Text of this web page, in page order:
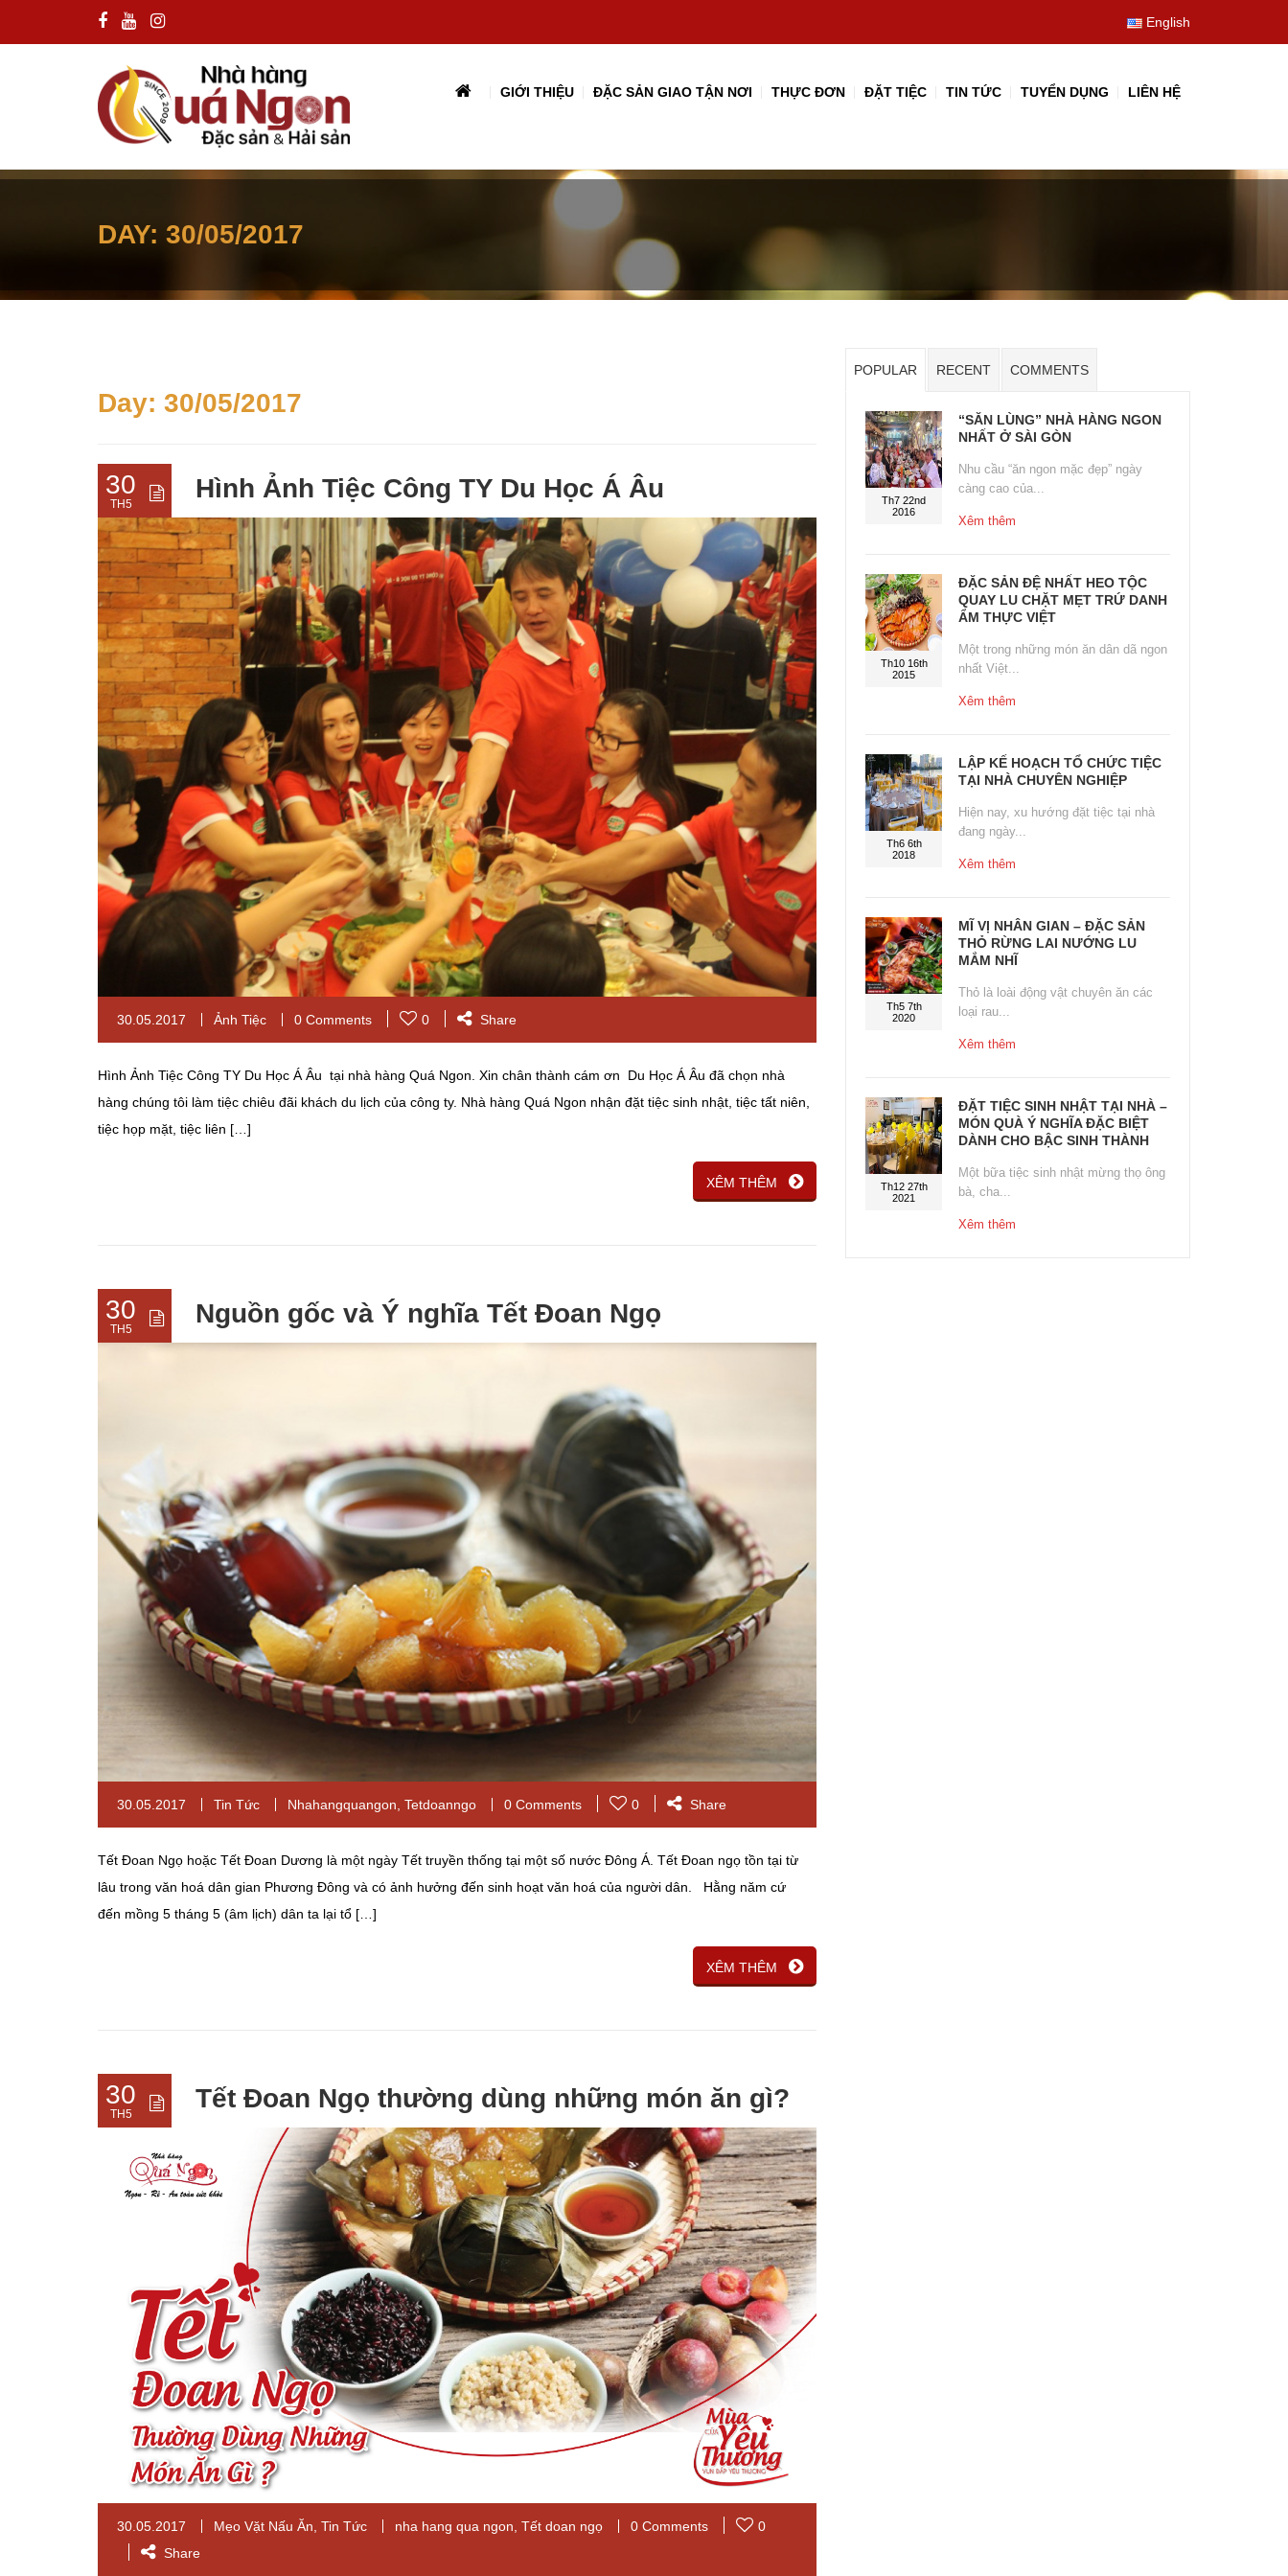
English
GIỚI THIỆU ĐẶC SẢN GIAO TẬN NƠI THỰC ĐƠN ĐẶT TIỆC TIN TỨC TUYỂN DỤNG LIÊN HỆ
DAY: 30/05/2017
Day: 30/05/2017
30
TH5
Hình Ảnh Tiệc Công TY Du Học Á Âu
30.05.2017 Ảnh Tiệc 0 Comments 0 Share
Hình Ảnh Tiệc Công TY Du Học Á Âu tại nhà hàng Quá Ngon. Xin chân thành cám ơn Du Học Á Âu đã chọn nhà
hàng chúng tôi làm tiệc chiêu đãi khách du lịch của công ty. Nhà hàng Quá Ngon nhận đặt tiệc sinh nhật, tiệc tất niên,
tiệc họp mặt, tiệc liên […]
XÊM THÊM
30
TH5
Nguồn gốc và Ý nghĩa Tết Đoan Ngọ
30.05.2017 Tin Tức Nhahangquangon Tetdoanngo 0 Comments 0 Share
Tết Đoan Ngọ hoặc Tết Đoan Dương là một ngày Tết truyền thống tại một số nước Đông Á. Tết Đoan ngọ tồn tại từ
lâu trong văn hoá dân gian Phương Đông và có ảnh hưởng đến sinh hoạt văn hoá của người dân. Hằng năm cứ
đến mồng 5 tháng 5 (âm lịch) dân ta lại tổ […]
XÊM THÊM
30
TH5
Tết Đoan Ngọ thường dùng những món ăn gì?
30.05.2017 Mẹo Vặt Nấu Ăn Tin Tức nha hang qua ngon Tết doan ngọ 0 Comments
0
Share
POPULAR RECENT COMMENTS
Th7 22nd
2016
“SĂN LÙNG” NHÀ HÀNG NGON
NHẤT Ở SÀI GÒN
Nhu cầu “ăn ngon mặc đẹp” ngày
càng cao của...
Xêm thêm
Th10 16th
2015
ĐẶC SẢN ĐỆ NHẤT HEO TỘC
QUAY LU CHẶT MẸT TRỨ DANH
ẨM THỰC VIỆT
Một trong những món ăn dân dã ngon
nhất Việt...
Xêm thêm
Th6 6th
2018
LẬP KẾ HOẠCH TỔ CHỨC TIỆC
TẠI NHÀ CHUYÊN NGHIỆP
Hiện nay, xu hướng đặt tiệc tại nhà
đang ngày...
Xêm thêm
Th5 7th
2020
MĨ VỊ NHÂN GIAN – ĐẶC SẢN
THỎ RỪNG LAI NƯỚNG LU
MẮM NHĨ
Thỏ là loài động vật chuyên ăn các
loại rau...
Xêm thêm
Th12 27th
2021
ĐẶT TIỆC SINH NHẬT TẠI NHÀ –
MÓN QUÀ Ý NGHĨA ĐẶC BIỆT
DÀNH CHO BẬC SINH THÀNH
Một bữa tiệc sinh nhật mừng thọ ông
bà, cha...
Xêm thêm